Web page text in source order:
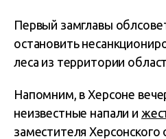
Первый замглавы
остановить
леса из территории
Напомним, в Херсоне
неизвестные напали и
заместителя Херсонского